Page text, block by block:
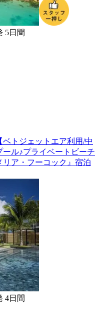
5日間
ベトジェットエア利用/中
ル♪プライベートビーチ
ア・フーコック』宿泊
4日間